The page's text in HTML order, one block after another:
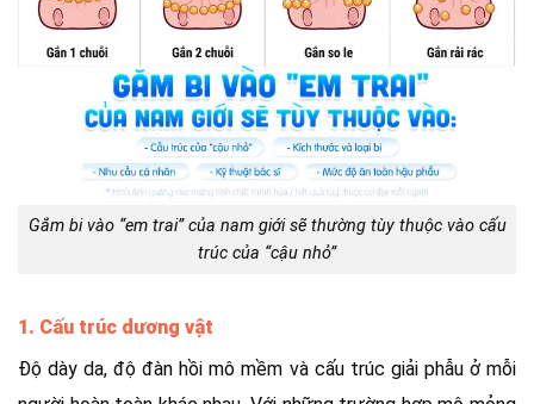
Gắm bi vào “em trai” của nam giới sẽ thường tùy thuộc vào cấu
trúc của “cậu nhỏ”
1. Cấu trúc dương vật
Độ dày da, độ đàn hồi mô mềm và cấu trúc giải phẫu ở mỗi